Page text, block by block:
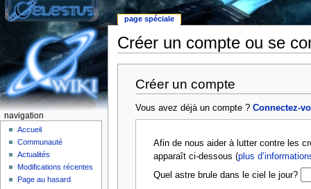
Créer un compte ou se
Créer un compte
Vous avez déjà un compte ?Connectez-
Afin de nous aider à lutter contre les
apparaît ci-dessous (plus
Quel astre brule dans le ciel le jour?
page spéciale
navigation
Accueil
Communauté
Actualités
Modifications récentes
Page au hasard